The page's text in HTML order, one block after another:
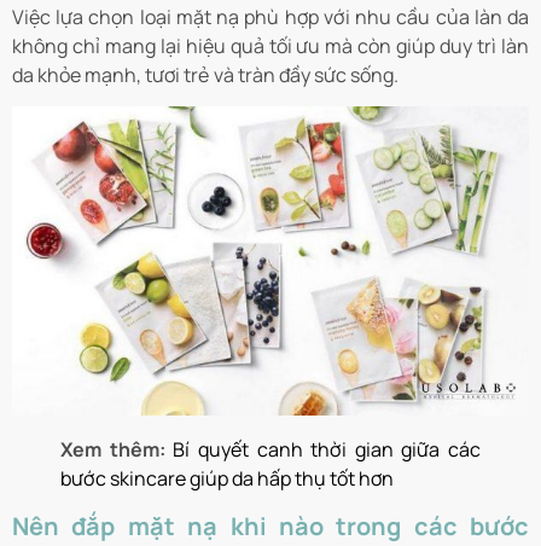
Việc lựa chọn loại mặt nạ phù hợp với nhu cầu của làn da
không chỉ mang lại hiệu quả tối ưu mà còn giúp duy trì làn
da khỏe mạnh, tươi trẻ và tràn đầy sức sống.
Xem thêm: Bí quyết canh thời gian giữa các
bước skincare giúp da hấp thụ tốt hơn
Nên đắp mặt nạ khi nào trong các bước